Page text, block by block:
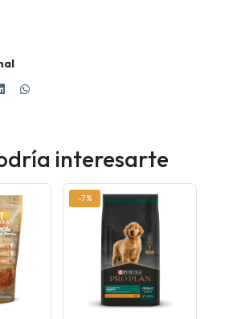
interesarte
-7%